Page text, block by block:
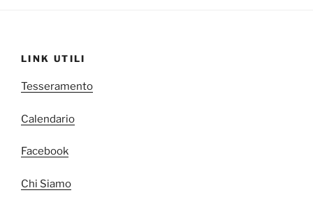
LINK UTILI
Tesseramento
Calendario
Facebook
Chi Siamo